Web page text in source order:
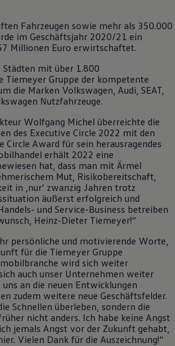
und Reifen
und Unfallhilfe
Service
Teile
Zubehör
und Pflege
und Elektronik
und Ladekabel
für Ihr Modell finden
Apps, Login und Shop
und Fahrzeug verbinden
für Software, Karten und Radio
Kundenbetreuung
und Kontrollleuchten
Betriebsanleitung
R
Fahrzeugen sowie mehr als 350.000
im Geschäftsjahr 2020/21 ein
Millionen Euro erwirtschaftet.
mit über 1.800
Tiemeyer Gruppe der kompetente
die Marken Volkswagen , Audi, SEAT,
Nutzfahrzeuge.
Wolfgang Michel überreichte die
des Executive Circle 2022 mit den
Circle Award für sein herausragendes
erhält 2022 eine
hat, dass man mit Ärmel
Mut, Risikobereitschaft,
in ‚nur’ zwanzig Jahren trotz
äußerst erfolgreich und
und Service-Business betreiben
Heinz-Dieter Tiemeyer!“
persönliche und motivierende Worte,
für die Tiemeyer Gruppe
wird sich weiter
auch unser Unternehmen weiter
an die neuen Entwicklungen
zudem weitere neue Geschäftsfelder.
Schnellen überleben, sondern die
nicht anders. Ich habe keine Angst
jemals Angst vor der Zukunft gehabt,
Vielen Dank für die Auszeichnung!“